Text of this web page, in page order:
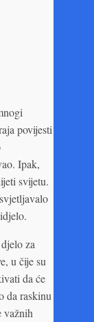
povijesti
Ipak,
svijetu.
za
u čije su
da će
da raskinu
važnih